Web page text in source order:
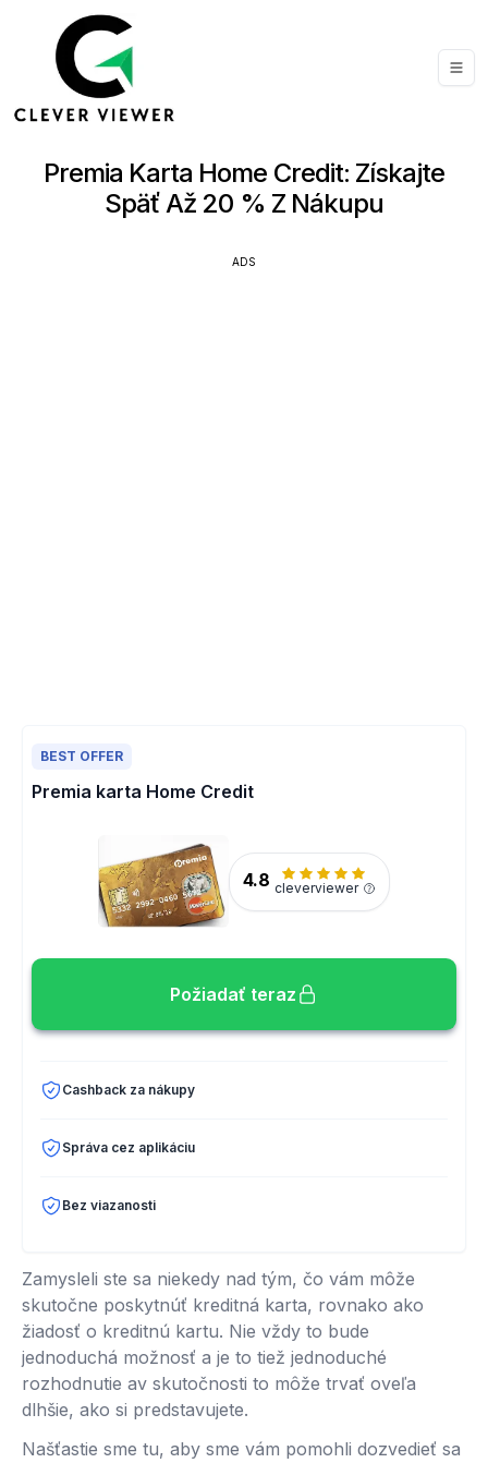
Premia Karta Home Credit: Získajte
Späť Až 20 % Z Nákupu
ADS
BEST OFFER
Premia karta Home Credit
4.8 cleverviewer
Požiadať teraz
Cashback za nákupy
Správa cez aplikáciu
Bez viazanosti
Zamysleli ste sa niekedy nad tým, čo vám môže
skutočne poskytnúť kreditná karta, rovnako ako
žiadosť o kreditnú kartu. Nie vždy to bude
jednoduchá možnosť a je to tiež jednoduché
rozhodnutie av skutočnosti to môže trvať oveľa
dlhšie, ako si predstavujete.
Našťastie sme tu, aby sme vám pomohli dozvedieť sa